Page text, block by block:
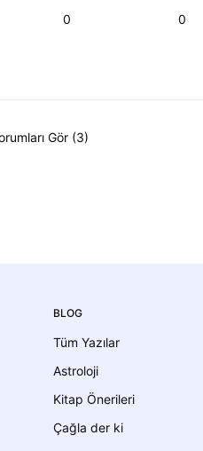
0 0
Gör (3)
BLOG
Tüm Yazılar
Astroloji
Kitap Önerileri
Çağla der ki